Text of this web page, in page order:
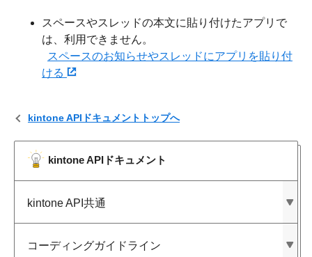
kintone APIドキュメントトップへ
kintone APIドキュメント
kintone API共通
コーディングガイドライン
スペースやスレッドの本文に貼り付けたアプリで
は、利用できません。
スペースのお知らせやスレッドにアプリを貼り付
ける